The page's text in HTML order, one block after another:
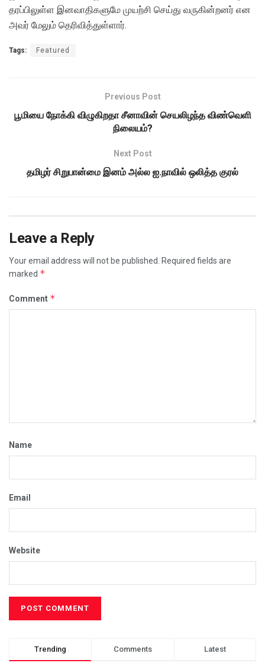
தரப்பிலுள்ள இனவாதிகளுமே முயற்சி செய்து வருகின்றனர் என
அவர் மேலும் தெரிவித்துள்ளார்.
Tags: Featured
Previous Post
பூமியை நோக்கி விழுகிறதா சீனாவின் செயலிழந்த விண்வெளி
நிலையம்?
Next Post
தமிழர் சிறுபான்மை இனம் அல்ல ஐ.நாவில் ஒலித்த குரல்
Leave a Reply
Your email address will not be published.
Required fields are
marked *
Comment *
Name
Email
Website
Trending Comments Latest